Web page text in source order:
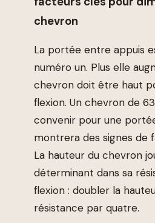
chevron
La portée entre appuis
numéro un. Plus elle
chevron doit être haut
flexion. Un chevron de
convenir pour une
montrera des signes de
La hauteur du chevron
déterminant dans sa
flexion : doubler la
résistance par quatre.